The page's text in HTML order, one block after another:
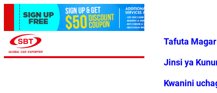
Vipendwa
Menyu
Tafuta
Jinsi ya
Kwanini